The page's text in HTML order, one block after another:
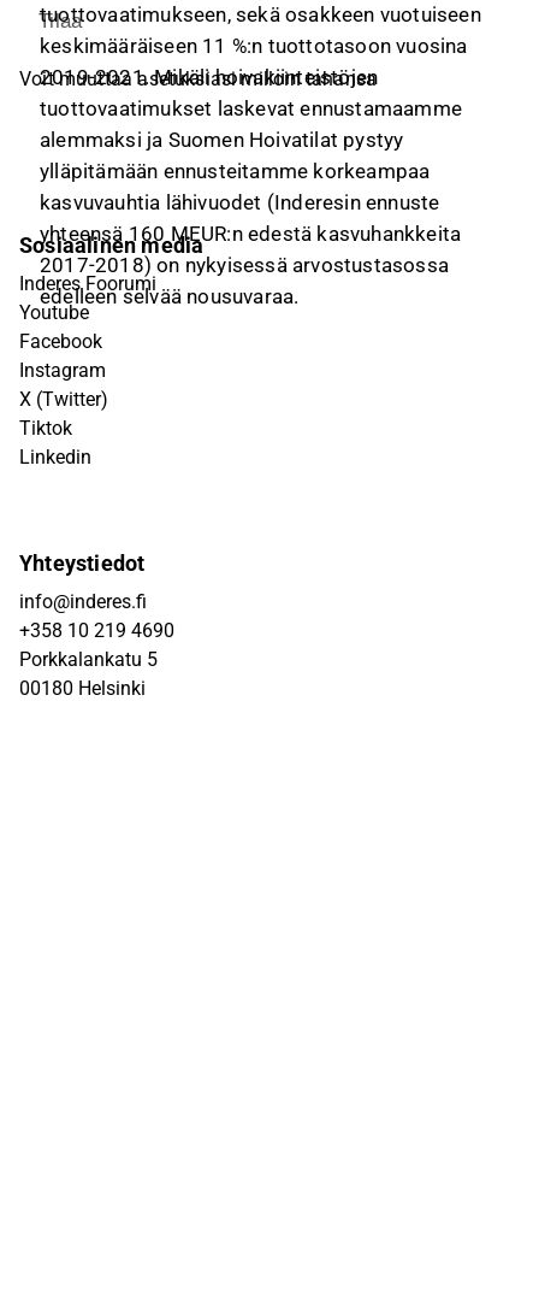
tuottovaatimukseen, sekä osakkeen vuotuiseen
keskimääräiseen 11 %:n tuottotasoon vuosina
2019-2021. Mikäli hoivakiinteistöjen
tuottovaatimukset laskevat ennustamaamme
alemmaksi ja Suomen Hoivatilat pystyy
ylläpitämään ennusteitamme korkeampaa
kasvuvauhtia lähivuodet (Inderesin ennuste
yhteensä 160 MEUR:n edestä kasvuhankkeita
2017-2018) on nykyisessä arvostustasossa
edelleen selvää nousuvaraa.
Tilaa
Voit muuttaa asetuksiasi milloin tahansa
Sosiaalinen media
Inderes Foorumi
Youtube
Facebook
Instagram
X (Twitter)
Tiktok
Linkedin
Yhteystiedot
info@inderes.fi
+358 10 219 4690
Porkkalankatu 5
00180 Helsinki